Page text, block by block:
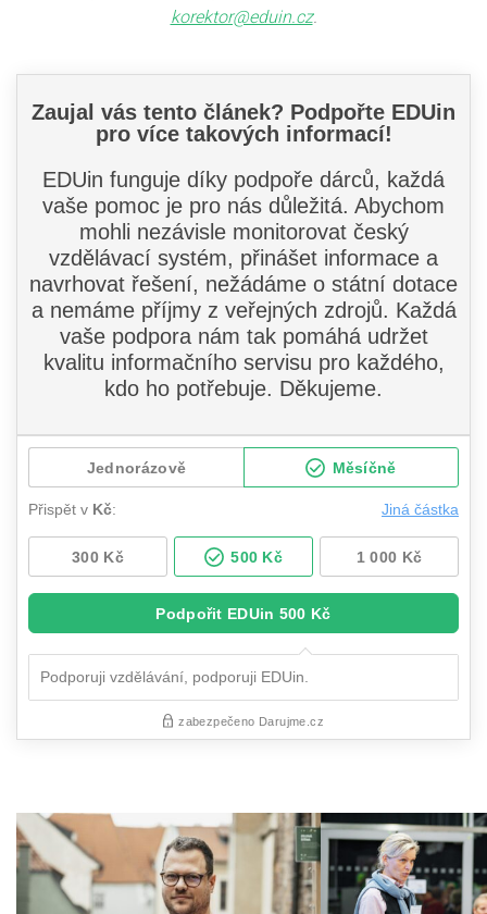
korektor@eduin.cz.